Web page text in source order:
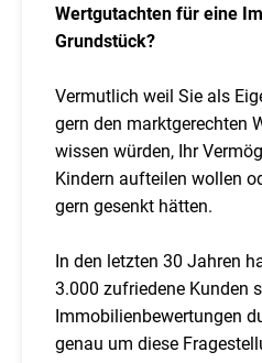
Wertgutachten für eine
Grundstück?
Vermutlich weil Sie als
gern den marktgerechten
wissen würden, Ihr
Kindern aufteilen wollen
gern gesenkt hätten.
In den letzten 30 Jahren
3.000 zufriedene Kunden
Immobilienbewertungen
genau um diese